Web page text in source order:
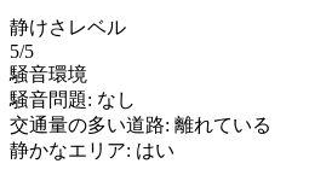
静けさレベル
5/5
騒音環境
騒音問題: なし
交通量の多い道路: 離れている
静かなエリア: はい